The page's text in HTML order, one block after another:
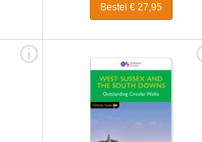
Bestel € 27,95